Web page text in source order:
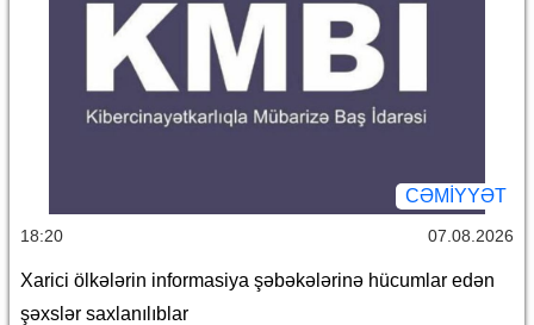
CƏMİYYƏT
18:20 07.08.2026
Xarici ölkələrin informasiya şəbəkələrinə hücumlar edən
şəxslər saxlanılıblar